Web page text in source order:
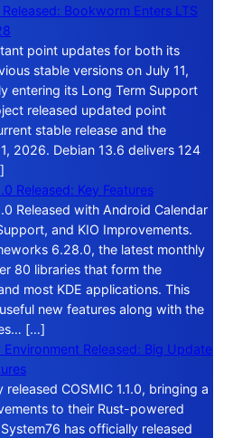
Bookworm Enters LTS
point updates for both its
stable versions on July 11,
entering its Long Term Support
released updated point
stable release and the
2026. Debian 13.6 delivers 124
Released: Key Features
Released with Android Calendar
and KIO Improvements.
6.28.0, the latest monthly
80 libraries that form the
most KDE applications. This
new features along with the
[…]
Environment Released: Big Update
COSMIC 1.1.0, bringing a
to their Rust-powered
has officially released